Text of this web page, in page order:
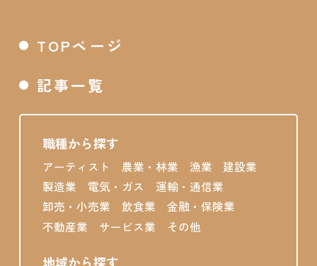
TOPページ
記事一覧
職種から探す
アーティスト 農業・林業 漁業
建設業
製造業
電気・ガス
運輸・通信業
卸売・小売業
飲食業
金融・保険業
不動産業
サービス業 その他
地域から探す